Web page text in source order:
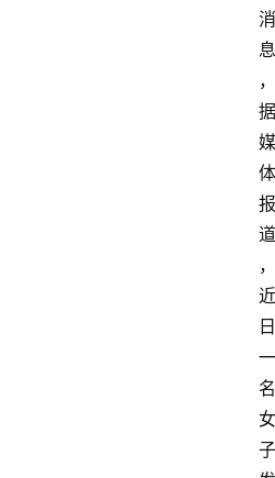
消
息
，
据
媒
体
报
道
，
近
日
一
名
女
子